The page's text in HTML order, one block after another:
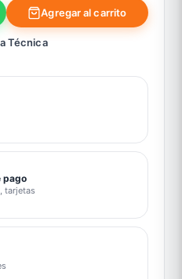
Agregar al carrito
Técnica
pago
tarjetas